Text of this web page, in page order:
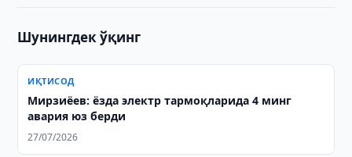
Шунингдек ўқинг
ИҚТИСОД
Мирзиёев: ёзда электр тармоқларида 4 минг
авария юз берди
27/07/2026